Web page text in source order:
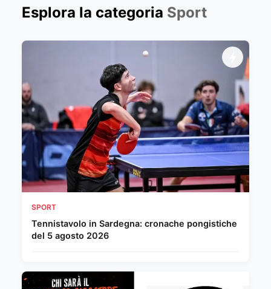
Esplora la categoria Sport
SPORT
Tennistavolo in Sardegna: cronache pongistiche
del 5 agosto 2026